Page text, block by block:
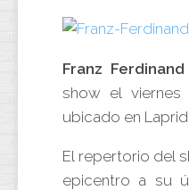
Franz Ferdinand
show el
ubicado en
El repertorio del
epicentro a su